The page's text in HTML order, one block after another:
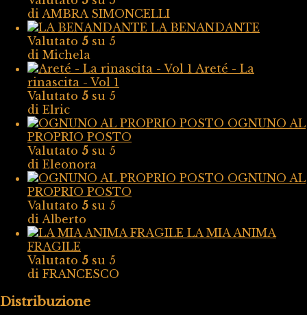
di AMBRA SIMONCELLI
LA BENANDANTE
Valutato 5 su 5
di Michela
Areté - La
rinascita - Vol 1
Valutato 5 su 5
di Elric
OGNUNO AL
PROPRIO POSTO
Valutato 5 su 5
di Eleonora
OGNUNO AL
PROPRIO POSTO
Valutato 5 su 5
di Alberto
LA MIA ANIMA
FRAGILE
Valutato 5 su 5
di FRANCESCO
Distribuzione